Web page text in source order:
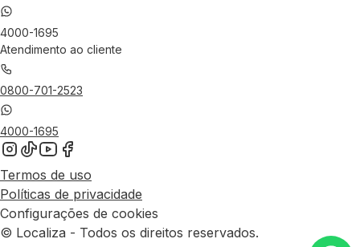
4000-1695
Atendimento ao cliente
0800-701-2523
4000-1695
Termos de uso
Políticas de privacidade
Configurações de cookies
© Localiza - Todos os direitos reservados.